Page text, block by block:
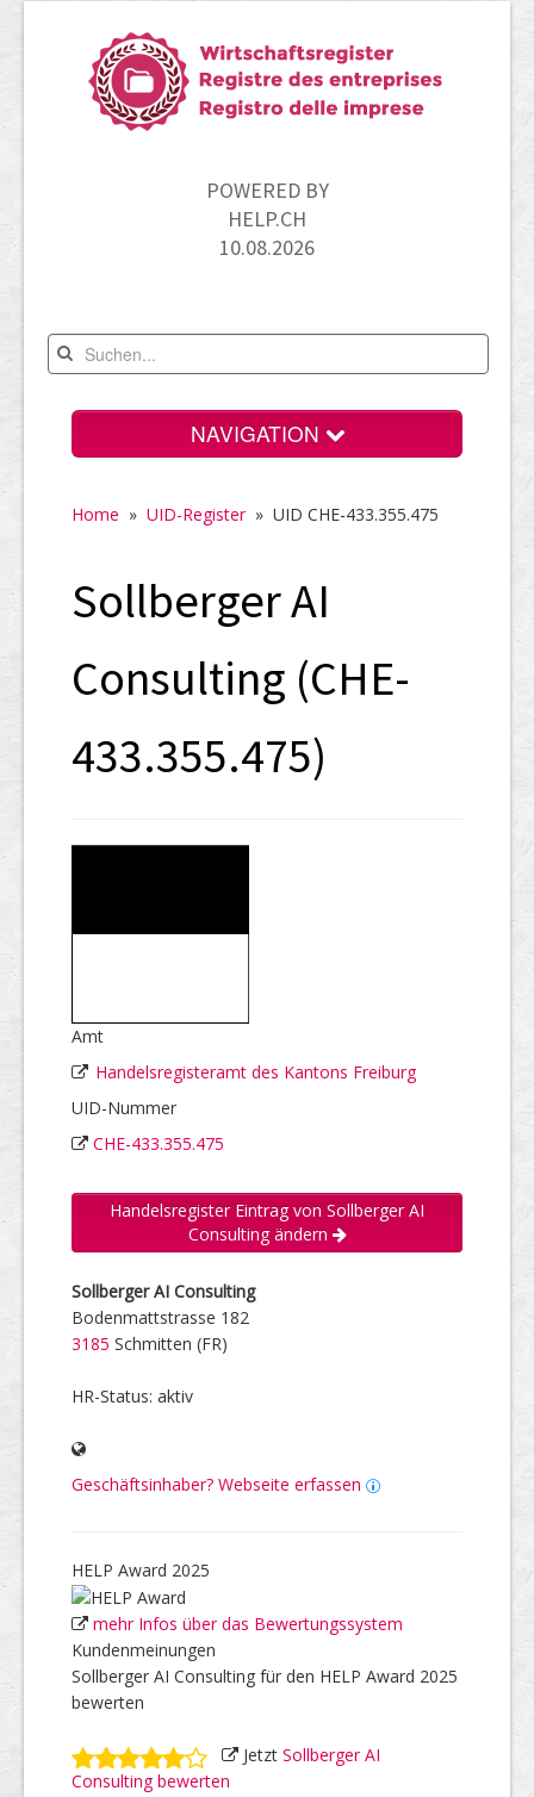
POWERED BY
HELP.CH
10.08.2026
NAVIGATION
Neugründungen
UID-Register
Marken-Register
Home » UID-Register» UID CHE-433.355.475
Sollberger AI
Consulting (CHE-
433.355.475)
Amt
Handelsregisteramt des Kantons Freiburg
UID-Nummer
CHE-433.355.475
Handelsregister Eintrag von Sollberger AI
Consulting ändern
Sollberger AI Consulting
Bodenmattstrasse 182
3185 Schmitten (FR)
HR-Status: aktiv
Geschäftsinhaber? Webseite erfassen
HELP Award 2025
mehr Infos über das Bewertungssystem
Kundenmeinungen
Sollberger AI Consulting für den HELP Award 2025
bewerten
Jetzt Sollberger AI
Consulting bewerten